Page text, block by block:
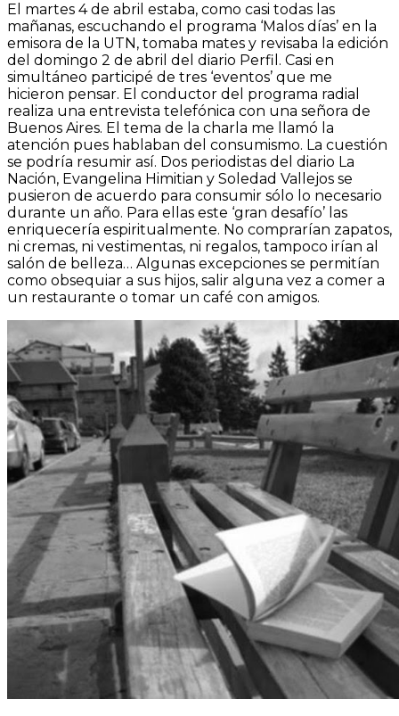
El martes 4 de abril estaba, como casi todas las
mañanas, escuchando el programa ‘Malos días’ en la
emisora de la UTN, tomaba mates y revisaba la edición
del domingo 2 de abril del diario Perfil. Casi en
simultáneo participé de tres ‘eventos’ que me
hicieron pensar. El conductor del programa radial
realiza una entrevista telefónica con una señora de
Buenos Aires. El tema de la charla me llamó la
atención pues hablaban del consumismo. La cuestión
se podría resumir así. Dos periodistas del diario La
Nación, Evangelina Himitian y Soledad Vallejos se
pusieron de acuerdo para consumir sólo lo necesario
durante un año. Para ellas este ‘gran desafío’ las
enriquecería espiritualmente. No comprarían zapatos,
ni cremas, ni vestimentas, ni regalos, tampoco irían al
salón de belleza… Algunas excepciones se permitían
como obsequiar a sus hijos, salir alguna vez a comer a
un restaurante o tomar un café con amigos.